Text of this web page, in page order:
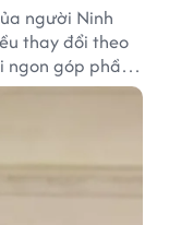
người Ninh
thay đổi theo
ngon góp phần
hút của vùng